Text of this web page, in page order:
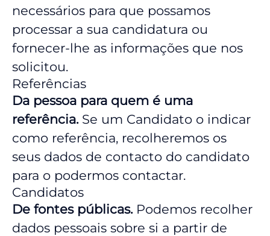
necessários para que possamos
processar a sua candidatura ou
fornecer-lhe as informações que nos
solicitou.
Referências
Da pessoa para quem é uma
referência.Se um Candidato o indicar
como referência, recolheremos os
seus dados de contacto do candidato
para o podermos contactar.
Candidatos
De fontes públicas.Podemos recolher
dados pessoais sobre si a partir de